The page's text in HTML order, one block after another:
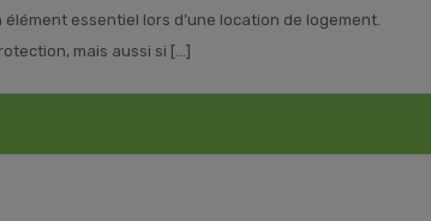
essentiel lors d’une location de logement.
mais aussi si [...]